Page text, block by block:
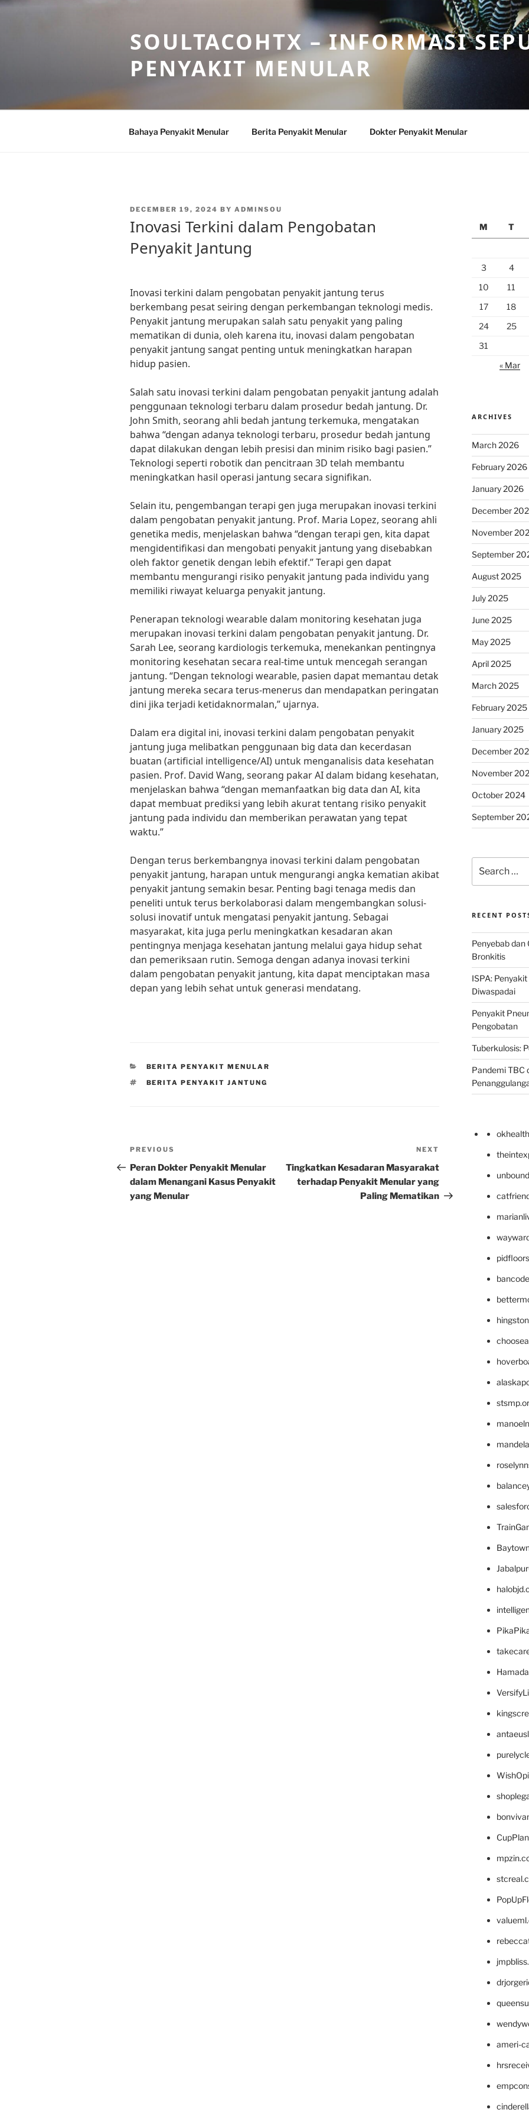
Skip
SOULTACOHTX – INFORMASI
PENYAKIT MENULAR
Bahaya Penyakit Menular Berita Penyakit Menular Dokter Penyakit Menular
POSTED
DECEMBER 19, 2024 BY ADMINSOU
Inovasi Terkini dalam Pengobatan
Penyakit Jantung
Inovasi terkini dalam pengobatan penyakit jantung terus
berkembang pesat seiring dengan perkembangan teknologi medis.
Penyakit jantung merupakan salah satu penyakit yang paling
mematikan di dunia, oleh karena itu, inovasi dalam pengobatan
penyakit jantung sangat penting untuk meningkatkan harapan
hidup pasien.
Salah satu inovasi terkini dalam pengobatan penyakit jantung adalah
penggunaan teknologi terbaru dalam prosedur bedah jantung. Dr.
John Smith, seorang ahli bedah jantung terkemuka, mengatakan
bahwa “dengan adanya teknologi terbaru, prosedur bedah jantung
dapat dilakukan dengan lebih presisi dan minim risiko bagi pasien.”
Teknologi seperti robotik dan pencitraan 3D telah membantu
meningkatkan hasil operasi jantung secara signifikan.
Selain itu, pengembangan terapi gen juga merupakan inovasi terkini
dalam pengobatan penyakit jantung. Prof. Maria Lopez, seorang ahli
genetika medis, menjelaskan bahwa “dengan terapi gen, kita dapat
mengidentifikasi dan mengobati penyakit jantung yang disebabkan
oleh faktor genetik dengan lebih efektif.” Terapi gen dapat
membantu mengurangi risiko penyakit jantung pada individu yang
memiliki riwayat keluarga penyakit jantung.
Penerapan teknologi wearable dalam monitoring kesehatan juga
merupakan inovasi terkini dalam pengobatan penyakit jantung. Dr.
Sarah Lee, seorang kardiologis terkemuka, menekankan pentingnya
monitoring kesehatan secara real-time untuk mencegah serangan
jantung. “Dengan teknologi wearable, pasien dapat memantau detak
jantung mereka secara terus-menerus dan mendapatkan peringatan
dini jika terjadi ketidaknormalan,” ujarnya.
Dalam era digital ini, inovasi terkini dalam pengobatan penyakit
jantung juga melibatkan penggunaan big data dan kecerdasan
buatan (artificial intelligence/AI) untuk menganalisis data kesehatan
pasien. Prof. David Wang, seorang pakar AI dalam bidang kesehatan,
menjelaskan bahwa “dengan memanfaatkan big data dan AI, kita
dapat membuat prediksi yang lebih akurat tentang risiko penyakit
jantung pada individu dan memberikan perawatan yang tepat
waktu.”
Dengan terus berkembangnya inovasi terkini dalam pengobatan
penyakit jantung, harapan untuk mengurangi angka kematian akibat
penyakit jantung semakin besar. Penting bagi tenaga medis dan
peneliti untuk terus berkolaborasi dalam mengembangkan solusi-
solusi inovatif untuk mengatasi penyakit jantung. Sebagai
masyarakat, kita juga perlu meningkatkan kesadaran akan
pentingnya menjaga kesehatan jantung melalui gaya hidup sehat
dan pemeriksaan rutin. Semoga dengan adanya inovasi terkini
dalam pengobatan penyakit jantung, kita dapat menciptakan masa
depan yang lebih sehat untuk generasi mendatang.
CATEGORIES
BERITA PENYAKIT MENULAR
TAGS
BERITA PENYAKIT JANTUNG
Post
navigation
Previous
Post
PREVIOUS
Peran Dokter Penyakit Menular
dalam Menangani Kasus Penyakit
yang Menular
Post
NEXT
Tingkatkan Kesadaran Masyarakat
terhadap Penyakit Menular yang
Paling Mematikan
M
T
3
4
10
11
17
18
24
25
31
« Mar
ARCHIVES
March 2026
February 2026
January 2026
December
November
September
August 2025
July 2025
June 2025
May 2025
April 2025
March 2025
February 2025
January 2025
December
November
October 2024
September
for:
RECENT
Penyebab dan
Bronkitis
ISPA:
Diwaspadai
Penyakit
Pengobatan
Tuberkulosis:
Pandemi TBC
ameri-